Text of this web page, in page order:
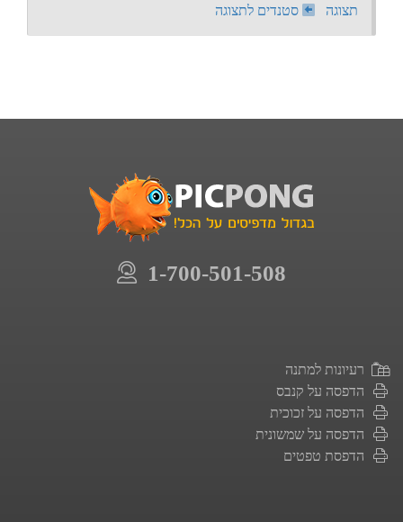
תצוגה
סטנדים לתצוגה
1-700-501-508
רעיונות למתנה
הדפסה על קנבס
הדפסה על זכוכית
הדפסה על שמשונית
הדפסת טפטים